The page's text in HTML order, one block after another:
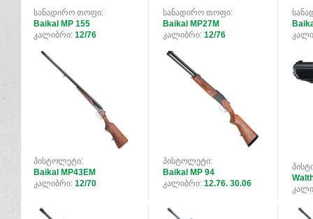
სანადირო თოფი:
Baikal MP 155
კალიბრი: 12/76
სანადირო თოფი:
Baikal MP27M
კალიბრი: 12/76
პისტოლეტი:
Baikal MP43EM
კალიბრი: 12/70
პისტოლეტი:
Baikal MP 94
კალიბრი: 12.76. 30.06